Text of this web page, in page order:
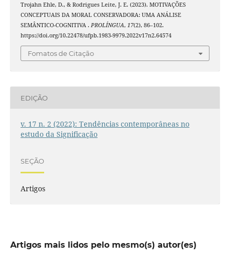
Trojahn Ehle, D., & Rodrigues Leite, J. E. (2023). MOTIVAÇÕES
CONCEPTUAIS DA MORAL CONSERVADORA: UMA ANÁLISE
SEMÂNTICO-COGNITIVA . PROLÍNGUA, 17(2), 86–102.
https://doi.org/10.22478/ufpb.1983-9979.2022v17n2.64574
Fomatos de Citação
EDIÇÃO
v. 17 n. 2 (2022): Tendências contemporâneas no
estudo da Significação
SEÇÃO
Artigos
Artigos mais lidos pelo mesmo(s) autor(es)